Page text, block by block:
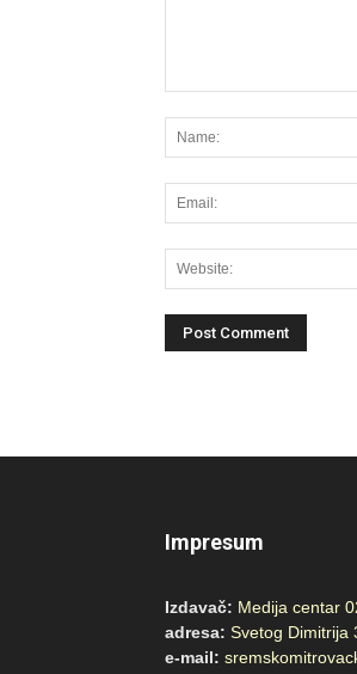
Impresum
Izdavač: Medija centar
adresa: Svetog Dimitrija
e-mail: